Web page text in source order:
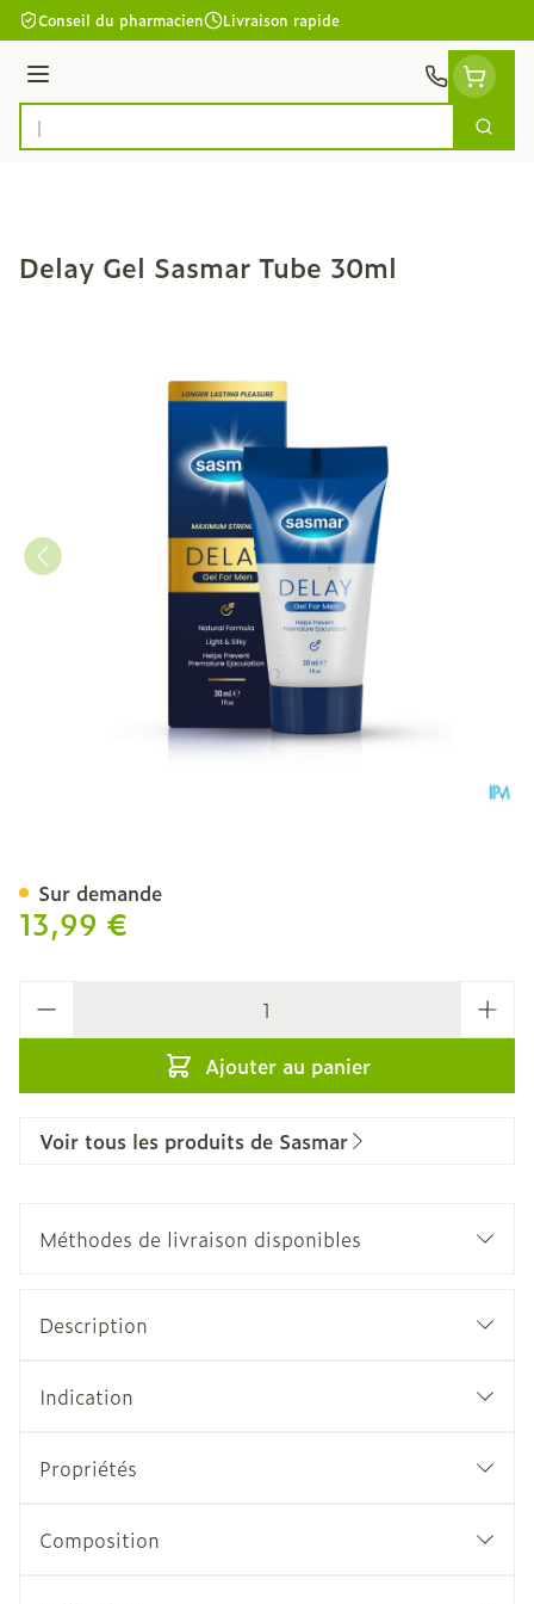
Aller au contenu
Conseil du pharmacien Livraison rapide
Menu
Rechercher
Delay Gel Sasmar Tube 30ml
13,99 €
Ajouter au panier
Sur demande
Voir tous les produits de Sasmar
Méthodes de livraison disponibles
Description
Indication
Propriétés
Composition